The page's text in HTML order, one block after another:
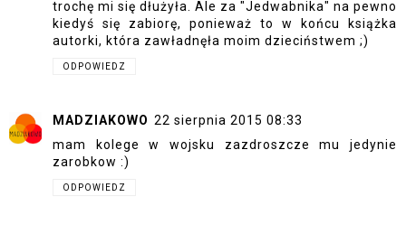
trochę mi się dłużyła. Ale za "Jedwabnika" na pewno
kiedyś się zabiorę, ponieważ to w końcu książka
autorki, która zawładnęła moim dzieciństwem ;)
ODPOWIEDZ
MADZIAKOWO 22 sierpnia 2015 08:33
mam kolege w wojsku zazdroszcze mu jedynie
zarobkow :)
ODPOWIEDZ